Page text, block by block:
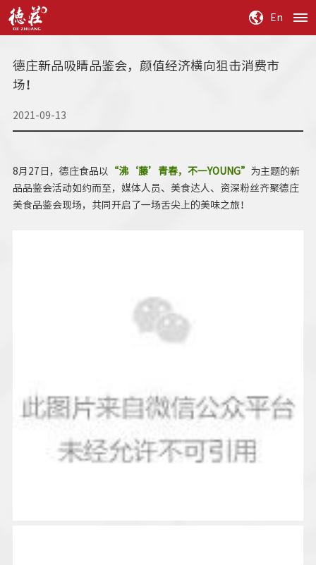
德庄新品吸睛品鉴会，颜值经济横向狙击消费市
场！
2021-09-13
8月27日，德庄食品以 “沸‘藤’青春，不一YOUNG” 为主题的新
品品鉴会活动如约而至，媒体人员、美食达人、资深粉丝齐聚德庄
美食品鉴会现场，共同开启了一场舌尖上的美味之旅！